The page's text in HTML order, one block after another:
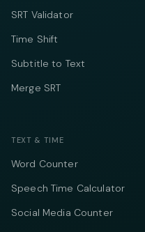
SRT Validator
Time Shift
Subtitle to Text
Merge SRT
TEXT & TIME
Word Counter
Speech Time Calculator
Social Media Counter